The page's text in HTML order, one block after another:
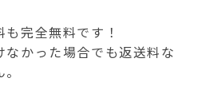
完全無料です！
かった場合でも返送料な